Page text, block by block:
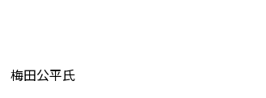
梅田公平氏